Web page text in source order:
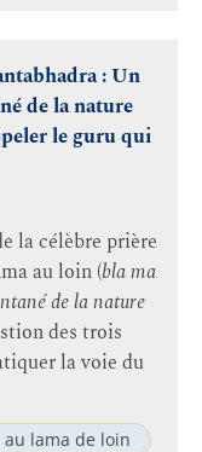
: Un
de la nature
le guru qui
la célèbre prière
au loin (bla ma
de la nature
des trois
la voie du
au lama de loin